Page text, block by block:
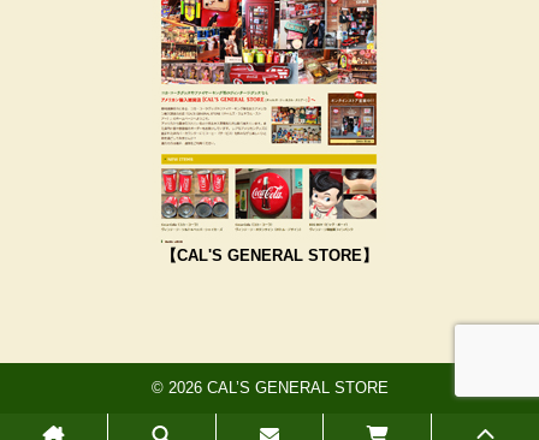
【CAL'S GENERAL STORE】
© 2026 CAL’S GENERAL STORE